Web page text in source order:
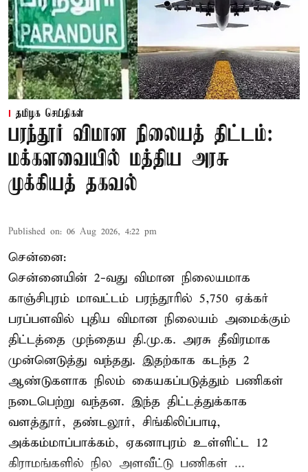
தமிழக செய்திகள்
பரந்தூர் விமான நிலையத் திட்டம்:
மக்களவையில் மத்திய அரசு
முக்கியத் தகவல்
Published on: 06 Aug 2026, 4:22 pm
சென்னை:
சென்னையின் 2-வது விமான நிலையமாக
காஞ்சிபுரம் மாவட்டம் பரந்தூரில் 5,750 ஏக்கர்
பரப்பளவில் புதிய விமான நிலையம் அமைக்கும்
திட்டத்தை முந்தைய தி.மு.க. அரசு தீவிரமாக
முன்னெடுத்து வந்தது. இதற்காக கடந்த 2
ஆண்டுகளாக நிலம் கையகப்படுத்தும் பணிகள்
நடைபெற்று வந்தன. இந்த திட்டத்துக்காக
வளத்தூர், தண்டலூர், சிங்கிலிப்பாடி,
அக்கம்மாப்பாக்கம், ஏகனாபுரம் உள்ளிட்ட 12
கிராமங்களில் நில அளவீட்டு பணிகள் ...